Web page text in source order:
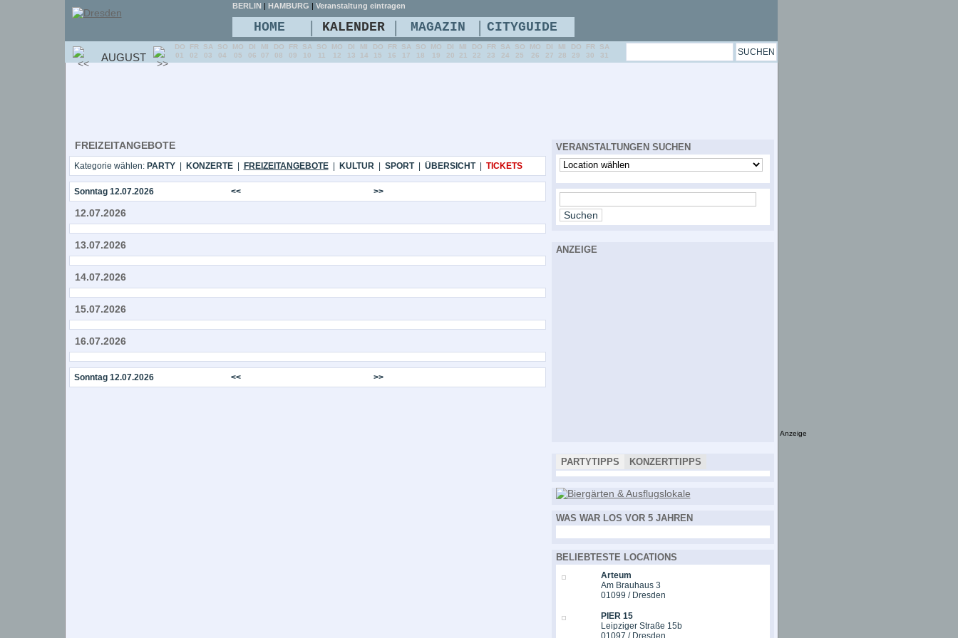
FREIZEITANGEBOTE
Kategorie wählen: PARTY| KONZERTE| FREIZEITANGEBOTE| KULTUR| SPORT| ÜBERSICHT| TICKETS
Sonntag 12.07.2026 << >>
12.07.2026
13.07.2026
14.07.2026
15.07.2026
16.07.2026
Sonntag 12.07.2026 << >>
VERANSTALTUNGEN SUCHEN
ANZEIGE
PARTYTIPPS KONZERTTIPPS
WAS WAR LOS VOR 5 JAHREN
BELIEBTESTE LOCATIONS
Arteum
Am Brauhaus 3
01099 / Dresden
PIER 15
Leipziger Straße 15b
01097 / Dresden
BERLIN | HAMBURG | Veranstaltung eintragen
HOME | KALENDER | MAGAZIN | CITYGUIDE
AUGUST
DO
01
FR
02
SA
03
SO
04
MO
05
DI
06
MI
07
DO
08
FR
09
SA
10
SO
11
MO
12
DI
13
MI
14
DO
15
FR
16
SA
17
SO
18
MO
19
DI
20
MI
21
DO
22
FR
23
SA
24
SO
25
MO
26
DI
27
MI
28
DO
29
FR
30
SA
31
Anzeige